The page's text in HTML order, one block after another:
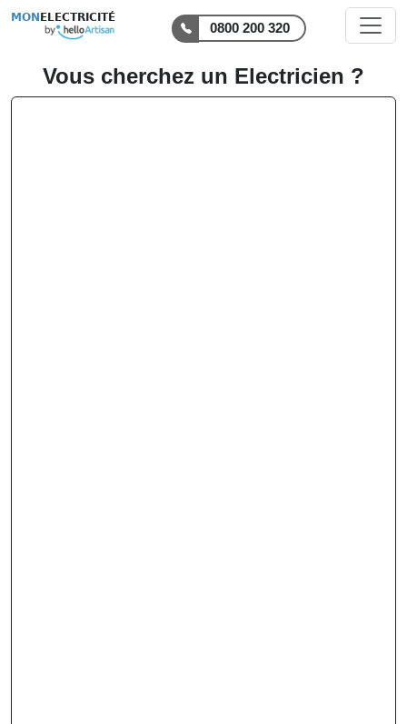
MON ELECTRICITÉ
0800 200 320
Vous cherchez un Electricien ?